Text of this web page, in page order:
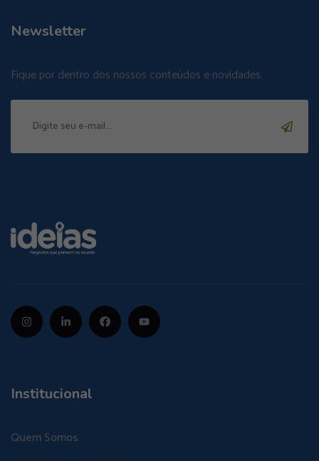
Newsletter
Fique por dentro dos nossos conteúdos e novidades.
Institucional
Quem Somos